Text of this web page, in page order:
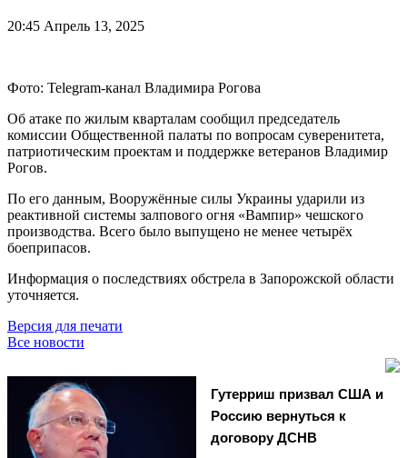
20:45 Апрель 13, 2025
Фото: Telegram-канал Владимира Рогова
Об атаке по жилым кварталам сообщил председатель
комиссии Общественной палаты по вопросам суверенитета,
патриотическим проектам и поддержке ветеранов Владимир
Рогов.
По его данным, Вооружённые силы Украины ударили из
реактивной системы залпового огня «Вампир» чешского
производства. Всего было выпущено не менее четырёх
боеприпасов.
Информация о последствиях обстрела в Запорожской области
уточняется.
Версия для печати
Все новости
Гутерриш призвал США и
Россию вернуться к
договору ДСНВ